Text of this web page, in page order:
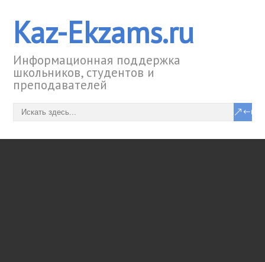
Kaz-Ekzams.ru
Информационная поддержка
школьников, студентов и
преподавателей